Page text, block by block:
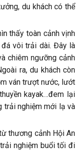
du khách có thể
thấy toàn cảnh vịnh
vôi trải dài. Đây là
chiêm ngưỡng cảnh
ra, du khách còn
ván trượt nước, lướt
kayak…đem lại
trải nghiệm mới lạ và
thương cảnh Hội An
nghiệm buổi tối đi